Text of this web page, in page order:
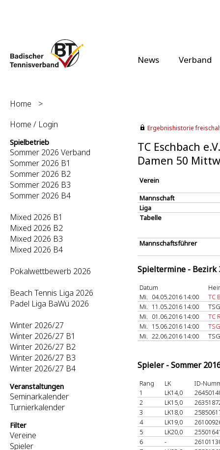
News Verband
Home
>
Home / Login
Spielbetrieb
Sommer 2026 Verband
Sommer 2026 B1
Sommer 2026 B2
Sommer 2026 B3
Sommer 2026 B4
Mixed 2026 B1
Mixed 2026 B2
Mixed 2026 B3
Mixed 2026 B4
Pokalwettbewerb 2026
Beach Tennis Liga 2026
Padel Liga BaWü 2026
Winter 2026/27
Winter 2026/27 B1
Winter 2026/27 B2
Winter 2026/27 B3
Winter 2026/27 B4
Veranstaltungen
Seminarkalender
Turnierkalender
Filter
Vereine
Spieler
Ergebnishistorie
TC Eschbach
Damen 50
Verein
Mannschaft
Liga
Tabelle
Mannschaftsführer
Spieltermine - Bezirk
Datum
Mi. 04.05.2016 14:00
TC
Mi. 11.05.2016 14:00
Mi. 01.06.2016 14:00
TC
Mi. 15.06.2016 14:00
Mi. 22.06.2016 14:00
Spieler - Sommer
Rang LK
ID-
1
LK14,0
2
LK15,0
3
LK18,0
4
LK19,0
5
LK20,0
6
-